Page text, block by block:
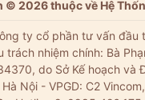
© 2026 thuộc về Hệ
ty cổ phần tư vấn
trách nhiệm chính: Bà
do Sở Kế hoạch
Nội - VPGD: C2